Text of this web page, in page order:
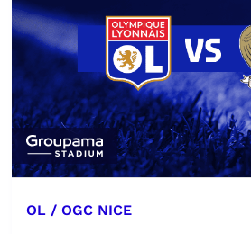
OL / OGC NICE